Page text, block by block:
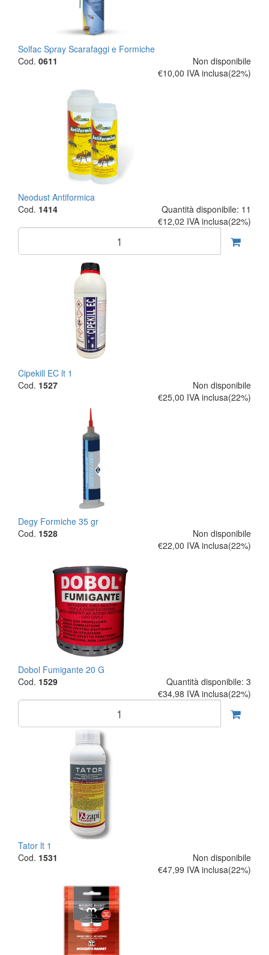
Solfac Spray Scarafaggi e Formiche
Cod. 0611
Non disponibile
€10,00 IVA inclusa(22%)
Neodust Antiformica
Cod. 1414
Quantità disponibile: 11
€12,02 IVA inclusa(22%)
Cipekill EC lt 1
Cod. 1527
Non disponibile
€25,00 IVA inclusa(22%)
Degy Formiche 35 gr
Cod. 1528
Non disponibile
€22,00 IVA inclusa(22%)
Dobol Fumigante 20 G
Cod. 1529
Quantità disponibile: 3
€34,98 IVA inclusa(22%)
Tator lt 1
Cod. 1531
Non disponibile
€47,99 IVA inclusa(22%)